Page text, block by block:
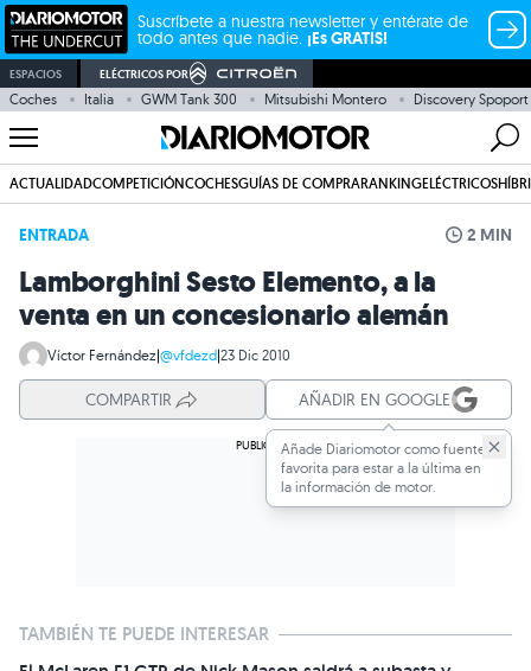
Suscríbete a nuestra newsletter y entérate de
todo antes que nadie. ¡Es GRATIS!
ESPACIOS ELÉCTRICOS POR
Coches Italia GWM Tank 300 Mitsubishi Montero Discovery Spoport
ACTUALIDADCOMPETICIÓNCOCHESGUÍAS DE COMPRARANKINGELÉCTRICOS
ENTRADA 2 MIN
Lamborghini Sesto Elemento, a la
venta en un concesionario alemán
Víctor Fernández|@vfdezd|23 Dic 2010
COMPARTIR AÑADIR EN GOOGLE
Añade Diariomotor como fuente
favorita para estar a la última en
la información de motor.
TAMBIÉN TE PUEDE INTERESAR